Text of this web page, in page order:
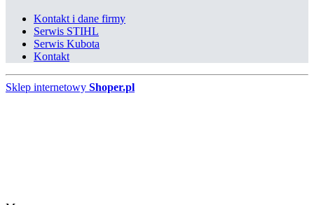
Kontakt i dane firmy
Serwis STIHL
Serwis Kubota
Kontakt
Sklep internetowy Shoper.pl